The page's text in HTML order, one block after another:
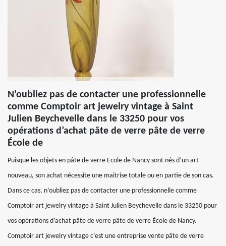
N’oubliez pas de contacter une professionnelle
comme Comptoir art jewelry vintage à Saint
Julien Beychevelle dans le 33250 pour vos
opérations d’achat pâte de verre pâte de verre
École de
Puisque les objets en pâte de verre Ecole de Nancy sont nés d’un art
nouveau, son achat nécessite une maitrise totale ou en partie de son cas.
Dans ce cas, n’oubliez pas de contacter une professionnelle comme
Comptoir art jewelry vintage à Saint Julien Beychevelle dans le 33250 pour
vos opérations d’achat pâte de verre pâte de verre École de Nancy.
Comptoir art jewelry vintage c’est une entreprise vente pâte de verre